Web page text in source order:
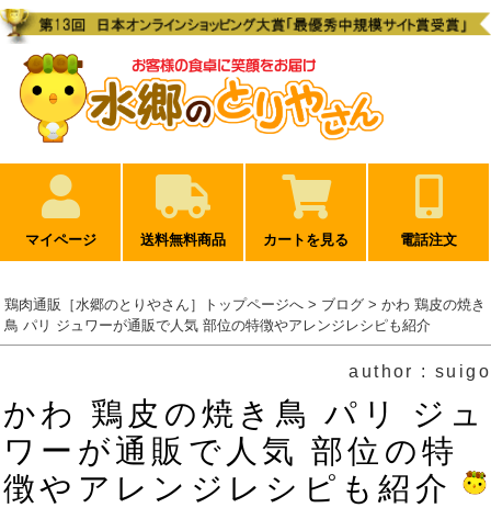
マイページ 送料無料商品 カートを見る 電話注文
鶏肉通販［水郷のとりやさん］トップページへ > ブログ > かわ 鶏皮の焼き
鳥 パリ ジュワーが通販で人気 部位の特徴やアレンジレシピも紹介
author : suigo
かわ 鶏皮の焼き鳥 パリ ジュ
ワーが通販で人気 部位の特
徴やアレンジレシピも紹介